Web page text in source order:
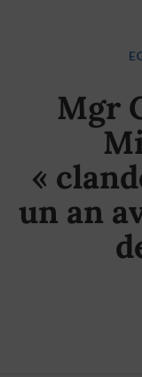
Mgr
«
un an